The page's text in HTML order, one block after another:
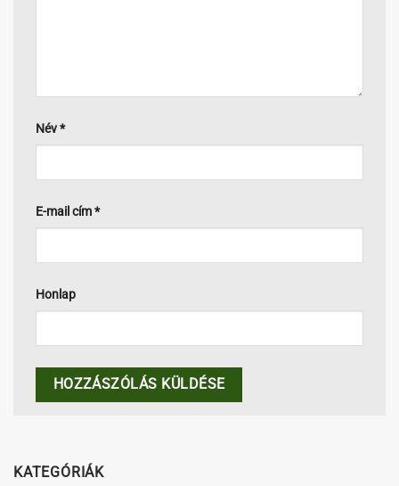
Név*
E-mail cím*
Honlap
KATEGÓRIÁK